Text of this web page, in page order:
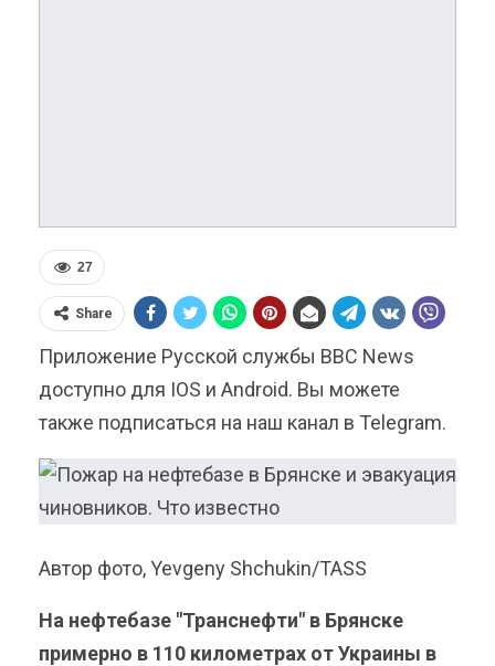
27
Share
Приложение Русской службы BBC News
доступно для IOS и Android. Вы можете
также подписаться на наш канал в Telegram.
Автор фото, Yevgeny Shchukin/TASS
На нефтебазе "Транснефти" в Брянске
примерно в 110 километрах от Украины в